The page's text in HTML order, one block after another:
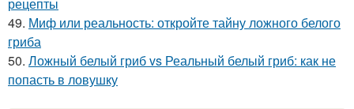
рецепты
49. Миф или реальность: откройте тайну ложного белого
гриба
50. Ложный белый гриб vs Реальный белый гриб: как не
попасть в ловушку